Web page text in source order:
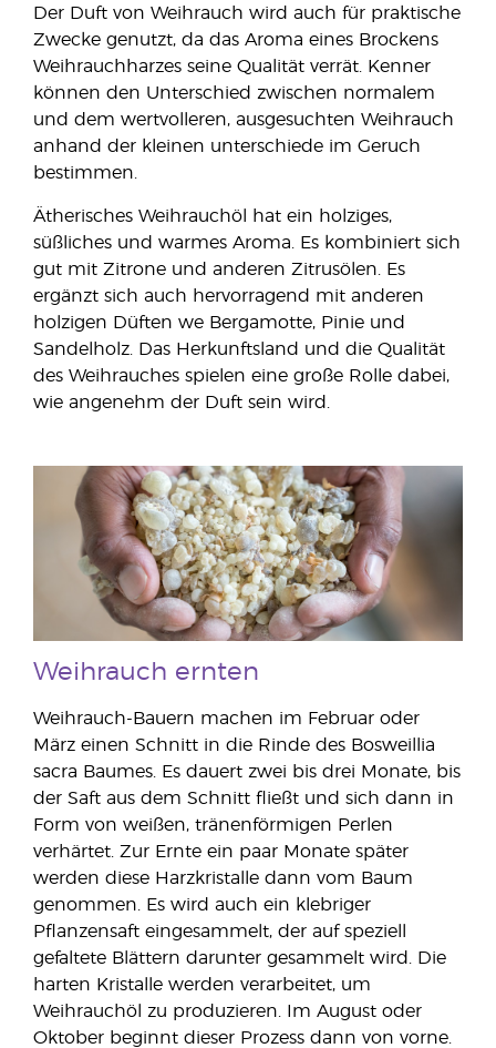
Der Duft von Weihrauch wird auch für praktische
Zwecke genutzt, da das Aroma eines Brockens
Weihrauchharzes seine Qualität verrät. Kenner
können den Unterschied zwischen normalem
und dem wertvolleren, ausgesuchten Weihrauch
anhand der kleinen unterschiede im Geruch
bestimmen.
Ätherisches Weihrauchöl hat ein holziges,
süßliches und warmes Aroma. Es kombiniert sich
gut mit Zitrone und anderen Zitrusölen. Es
ergänzt sich auch hervorragend mit anderen
holzigen Düften we Bergamotte, Pinie und
Sandelholz. Das Herkunftsland und die Qualität
des Weihrauches spielen eine große Rolle dabei,
wie angenehm der Duft sein wird.
Weihrauch ernten
Weihrauch-Bauern machen im Februar oder
März einen Schnitt in die Rinde des Bosweillia
sacra Baumes. Es dauert zwei bis drei Monate, bis
der Saft aus dem Schnitt fließt und sich dann in
Form von weißen, tränenförmigen Perlen
verhärtet. Zur Ernte ein paar Monate später
werden diese Harzkristalle dann vom Baum
genommen. Es wird auch ein klebriger
Pflanzensaft eingesammelt, der auf speziell
gefaltete Blättern darunter gesammelt wird. Die
harten Kristalle werden verarbeitet, um
Weihrauchöl zu produzieren. Im August oder
Oktober beginnt dieser Prozess dann von vorne.